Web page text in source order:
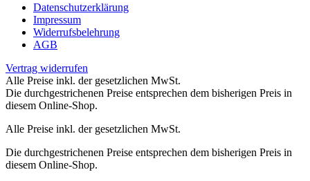
Datenschutzerklärung
Impressum
Widerrufsbelehrung
AGB
Vertrag widerrufen
Alle Preise inkl. der gesetzlichen MwSt.
Die durchgestrichenen Preise entsprechen dem bisherigen Preis in
diesem Online-Shop.
Alle Preise inkl. der gesetzlichen MwSt.
Die durchgestrichenen Preise entsprechen dem bisherigen Preis in
diesem Online-Shop.